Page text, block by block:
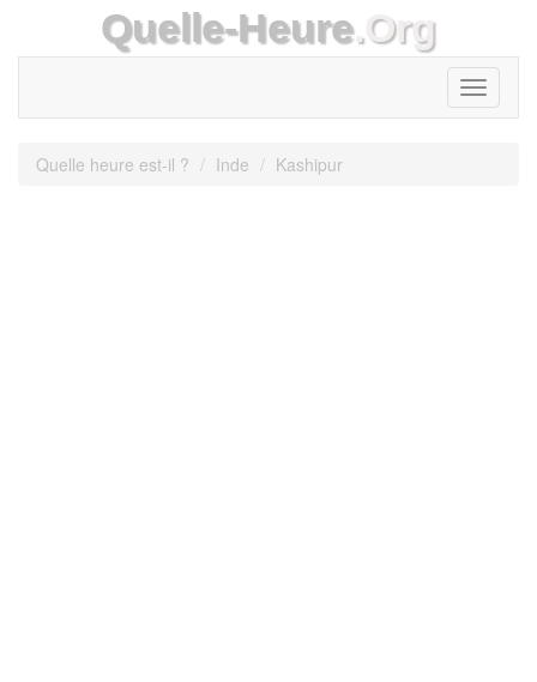
Quelle-Heure.Org
Toggle
Quelle heure est-il ? Inde Kashipur